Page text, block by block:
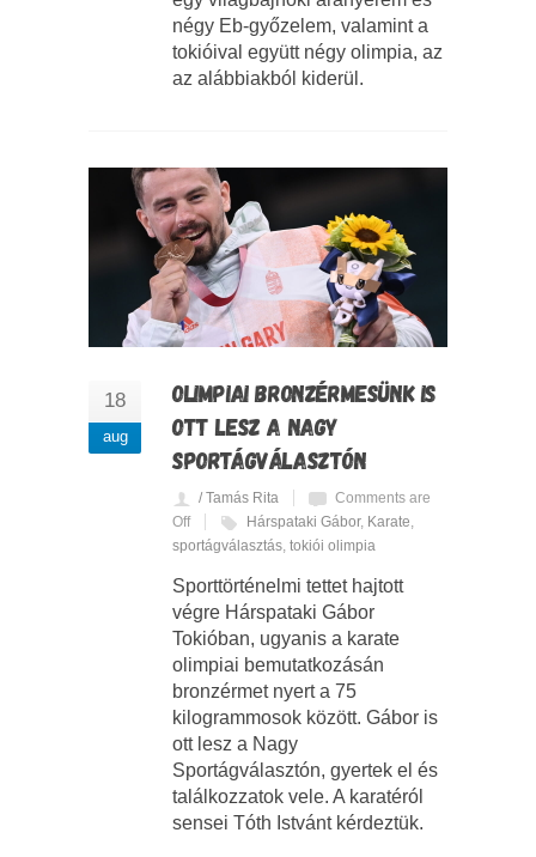
négy Eb-győzelem, valamint a
tokióival együtt négy olimpia, az
az alábbiakból kiderül.
18
aug
OLIMPIAI BRONZÉRMESÜNK IS
OTT LESZ A NAGY
SPORTÁGVÁLASZTÓN
/ Tamás Rita
Comments are
Off
Hárspataki Gábor, Karate,
sportágválasztás, tokiói olimpia
Sporttörténelmi tettet hajtott
végre Hárspataki Gábor
Tokióban, ugyanis a karate
olimpiai bemutatkozásán
bronzérmet nyert a 75
kilogrammosok között. Gábor is
ott lesz a Nagy
Sportágválasztón, gyertek el és
találkozzatok vele. A karatéról
sensei Tóth Istvánt kérdeztük.